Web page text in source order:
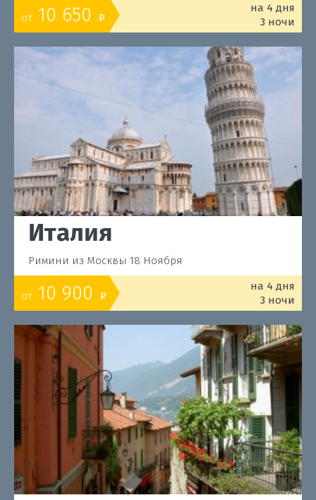
от 10 650 o
на 4 дня
3 ночи
Италия
Римини из Москвы 18 Ноября
от 10 900 o
на 4 дня
3 ночи